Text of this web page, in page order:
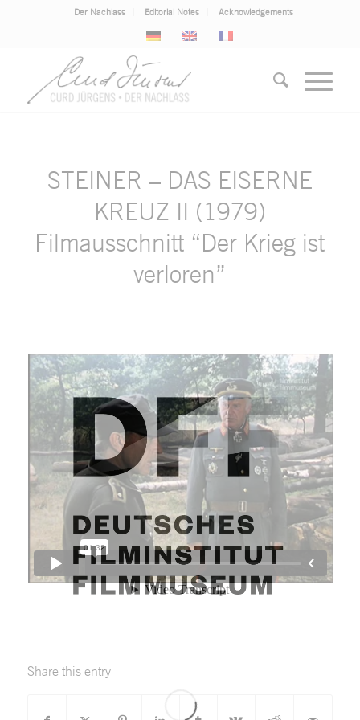
Der Nachlass Editorial Notes Acknowledgements
STEINER – DAS EISERNE
KREUZ II (1979)
Filmausschnitt “Der Krieg ist
verloren”
Share this entry